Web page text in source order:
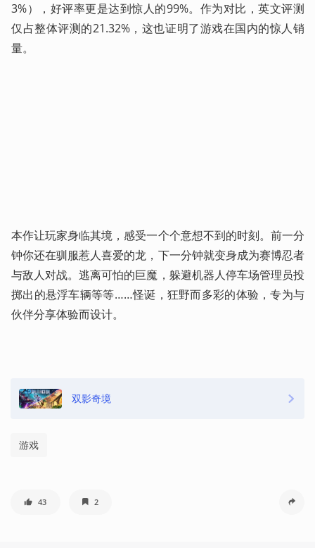
3%），好评率更是达到惊人的99%。作为对比，英文评测
仅占整体评测的21.32%，这也证明了游戏在国内的惊人销
量。
本作让玩家身临其境，感受一个个意想不到的时刻。前一分
钟你还在驯服惹人喜爱的龙，下一分钟就变身成为赛博忍者
与敌人对战。逃离可怕的巨魔，躲避机器人停车场管理员投
掷出的悬浮车辆等等……怪诞，狂野而多彩的体验，专为与
伙伴分享体验而设计。
双影奇境
游戏
43 2